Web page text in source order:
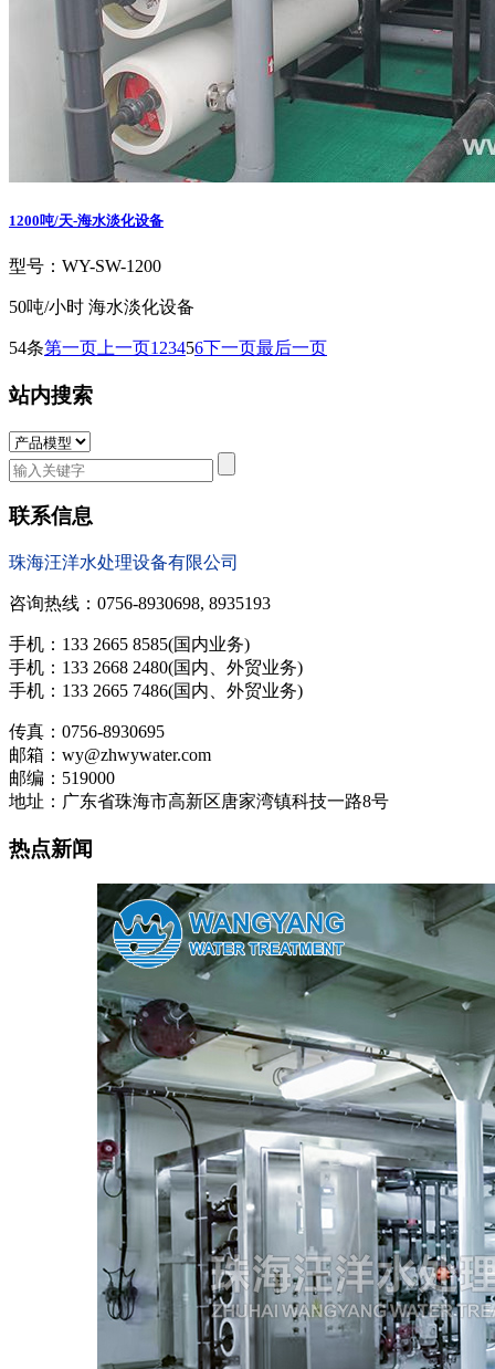
1200吨/天-海水淡化设备
型号：WY-SW-1200
50吨/小时 海水淡化设备
54条第一页 上一页1 23456下一页最后一页
站内搜索
联系信息
珠海汪洋水处理设备有限公司
咨询热线：0756-8930698, 8935193
手机：133 2665 8585(国内业务)
手机：133 2668 2480(国内、外贸业务)
手机：133 2665 7486(国内、外贸业务)
传真：0756-8930695
邮箱：wy@zhwywater.com
邮编：519000
地址：广东省珠海市高新区唐家湾镇科技一路8号
热点新闻